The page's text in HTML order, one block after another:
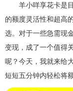
羊小咩享花卡是
的额度灵活性和超高
选。对于一些急需现
变现，成了一个值得
呢？今天，我就来给
短短五分钟内轻松将